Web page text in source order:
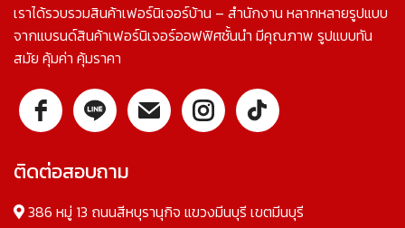
เราได้รวบรวมสินค้าเฟอร์นิเจอร์บ้าน – สำนักงาน หลากหลายรูปแบบ
จากแบรนด์สินค้าเฟอร์นิเจอร์ออฟฟิศชั้นนำ มีคุณภาพ รูปแบบทัน
สมัย คุ้มค่า คุ้มราคา
ติดต่อสอบถาม
386 หมู่ 13 ถนนสีหบุรานุกิจ แขวงมีนบุรี เขตมีนบุรี